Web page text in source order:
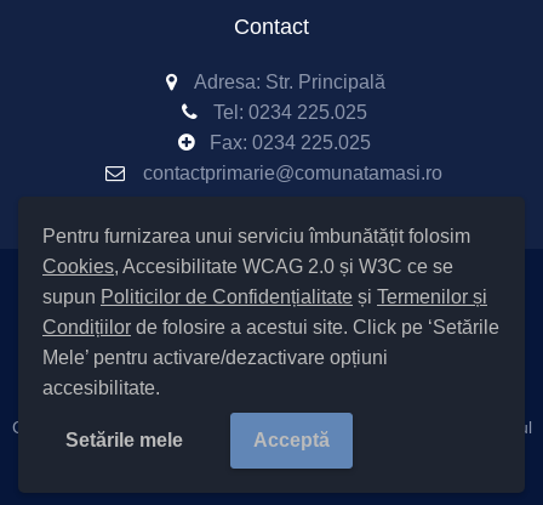
Pentru furnizarea unui serviciu îmbunătățit folosim
Cookies, Accesibilitate WCAG 2.0 și W3C ce se
supun Politicilor de Confidențialitate și Termenilor și
Condițiilor de folosire a acestui site. Click pe ‘Setările
Mele’ pentru activare/dezactivare opțiuni
accesibilitate.
Setările mele Acceptă
Contact
Adresa: Str. Principală
Tel: 0234 225.025
Fax: 0234 225.025
contactprimarie@comunatamasi.ro
Setări Cookies și Accesibilitate
Informare cu privire la prelucrarea datelor|Politică de utilizare
| Termeni și condiții de utilizare a site-ului
Cod Județ 4 / Județul Bacău / Tipul UAT – 14 – C – Comună / Codul
SIRUTA al Unității Administrativ-Teritoriale 25692 / Tamași